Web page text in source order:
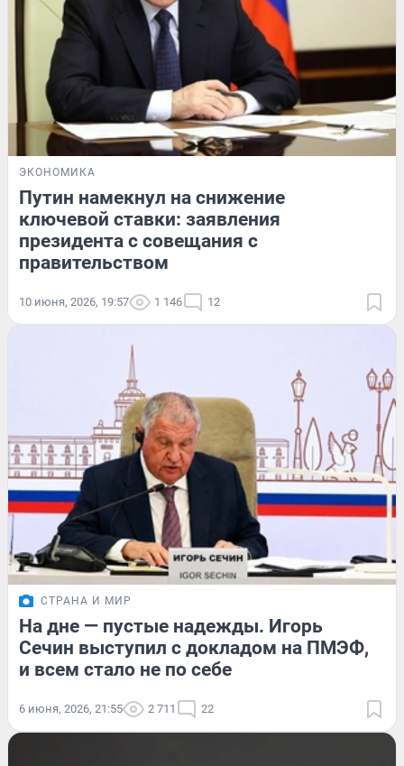
ЭКОНОМИКА
Путин намекнул на снижение
ключевой ставки: заявления
президента с совещания с
правительством
10 июня, 2026, 19:57 1 146 12
СТРАНА И МИР
На дне — пустые надежды. Игорь
Сечин выступил с докладом на ПМЭФ,
и всем стало не по себе
6 июня, 2026, 21:55 2 711 22